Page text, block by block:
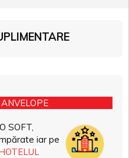
SOFT,
iar pe